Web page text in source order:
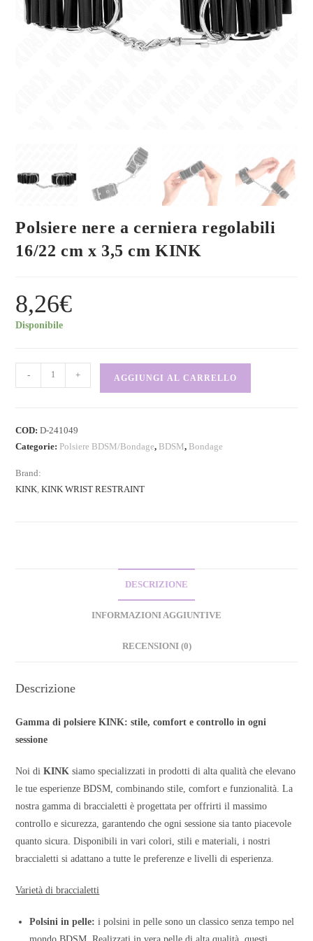
Polsiere nere a cerniera regolabili
16/22 cm x 3,5 cm KINK
8,26€
Disponibile
- + AGGIUNGI AL CARRELLO
COD:D-241049
Categorie: Polsiere BDSM/Bondage, BDSM, Bondage
Brand:
KINK ,KINK WRIST RESTRAINT
DESCRIZIONE
INFORMAZIONI AGGIUNTIVE
RECENSIONI (0)
Descrizione
Gamma di polsiere KINK: stile, comfort e controllo in ogni
sessione
Noi diKINK siamo specializzati in prodotti di alta qualità che elevano
le tue esperienze BDSM, combinando stile, comfort e funzionalità. La
nostra gamma di braccialetti è progettata per offrirti il massimo
controllo e sicurezza, garantendo che ogni sessione sia tanto piacevole
quanto sicura. Disponibili in vari colori, stili e materiali, i nostri
braccialetti si adattano a tutte le preferenze e livelli di esperienza.
Varietà di braccialetti
Polsini in pelle: i polsini in pelle sono un classico senza tempo nel